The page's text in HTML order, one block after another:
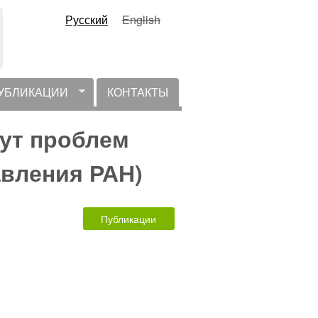
Русский English
КОНТАКТЫ
проблем
РАН)
Публикации